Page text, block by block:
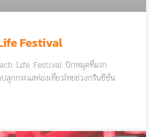
Festival
Life Festival ปักหมุดที่แรก
ลุกกระแสท่องเที่ยวไทยช่วงกรีนซีซั่น